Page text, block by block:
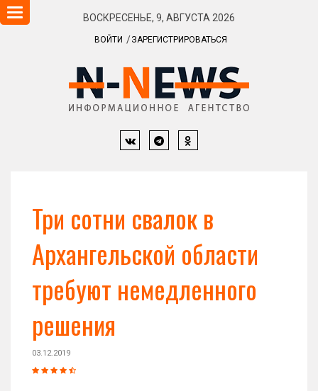
ВОСКРЕСЕНЬЕ, 9, АВГУСТА 2026
ВОЙТИ ЗАРЕГИСТРИРОВАТЬСЯ
Навигация
Три сотни свалок в
Архангельской области
требуют немедленного
решения
03.12.2019